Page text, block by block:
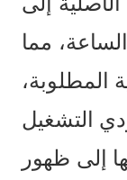
الساعة، مما
المطلوبة،
التشغيل
إلى ظهور